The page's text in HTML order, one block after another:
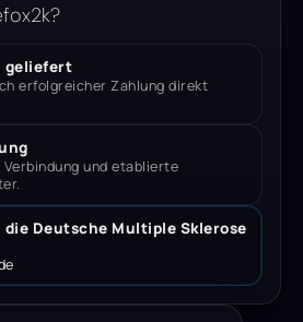
geliefert
erfolgreicher Zahlung direkt
und etablierte
die Deutsche Multiple Sklerose